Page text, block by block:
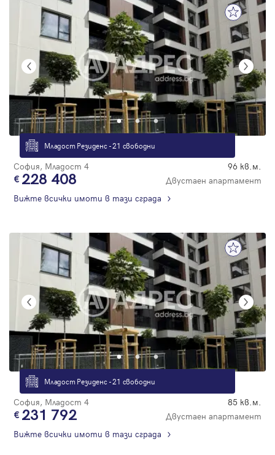
Младост Резиденс - 21 свободни
София, Младост 4 96 кв.м.
228 408
Двустаен апартамент
Вижте всички имоти в тази сграда
Младост Резиденс - 21 свободни
София, Младост 4 85 кв.м.
231 792
Двустаен апартамент
Вижте всички имоти в тази сграда